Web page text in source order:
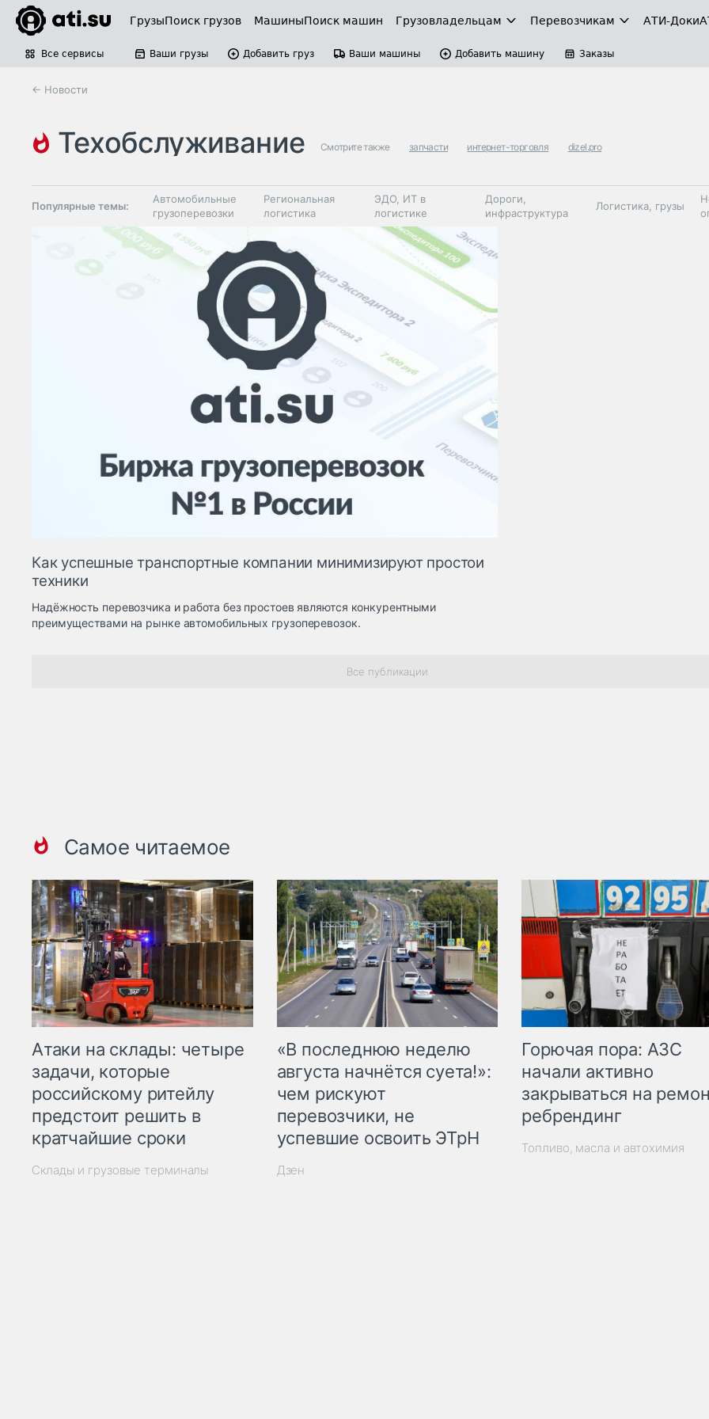
ГрузыПоиск грузов МашиныПоиск машин Грузовладельцам Перевозчикам АТИ-Доки
Все сервисы Ваши грузы Добавить груз Ваши машины Добавить машину Заказы
← Новости
техобслуживание Смотрите также запчасти интернет-торговля dizel.pro
Популярные темы:
Автомобильные
грузоперевозки
Региональная
логистика
ЭДО, ИТ в
логистике
Дороги,
инфраструктура
Логистика, грузы
Таможня и ВЭД
грузовые
терминалы
Коммерческий
транспорт
Спецтехника
Как успешные транспортные компании минимизируют простои
техники
Надёжность перевозчика и работа без простоев являются конкурентными
преимуществами на рынке автомобильных грузоперевозок.
Все публикации
Самое читаемое
Атаки на склады: четыре
задачи, которые
российскому ритейлу
предстоит решить в
кратчайшие сроки
Склады и грузовые терминалы
«В последнюю неделю
августа начнётся суета!»:
чем рискуют
перевозчики, не
успевшие освоить ЭТрН
Дзен
Горючая пора: АЗС
начали активно
закрываться на
ребрендинг
Топливо, масла и автохимия